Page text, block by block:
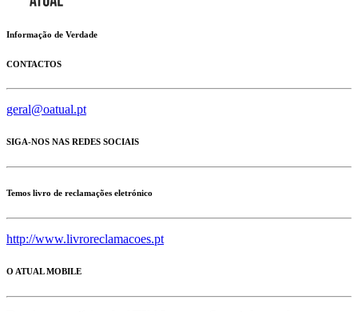
Informação de Verdade
CONTACTOS
geral@oatual.pt
SIGA-NOS NAS REDES SOCIAIS
Temos livro de reclamações eletrónico
http://www.livroreclamacoes.pt
O ATUAL MOBILE